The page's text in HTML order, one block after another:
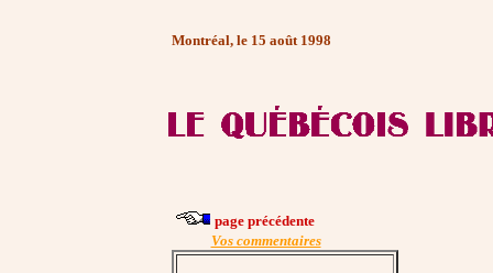
Montréal, le 15 août 1998
page précédente
Vos commentaires